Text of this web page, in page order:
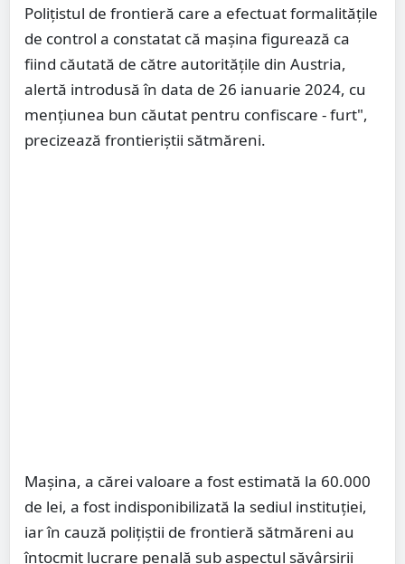
Polițistul de frontieră care a efectuat formalitățile
de control a constatat că mașina figurează ca
fiind căutată de către autoritățile din Austria,
alertă introdusă în data de 26 ianuarie 2024, cu
mențiunea bun căutat pentru confiscare - furt",
precizează frontieriștii sătmăreni.
Mașina, a cărei valoare a fost estimată la 60.000
de lei, a fost indisponibilizată la sediul instituției,
iar în cauză polițiștii de frontieră sătmăreni au
întocmit lucrare penală sub aspectul săvârșirii